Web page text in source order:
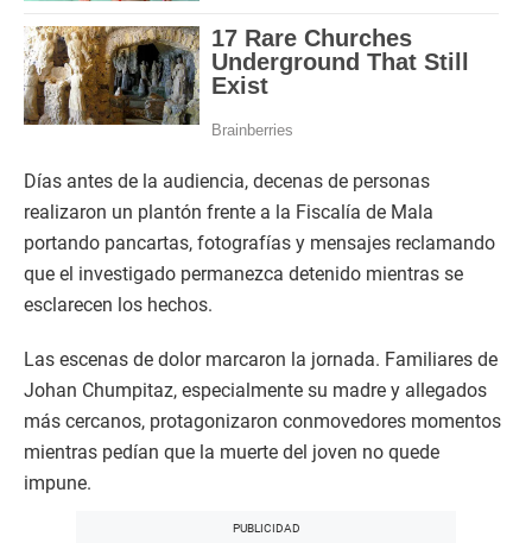
Días antes de la audiencia, decenas de personas
realizaron un plantón frente a la Fiscalía de Mala
portando pancartas, fotografías y mensajes reclamando
que el investigado permanezca detenido mientras se
esclarecen los hechos.
Las escenas de dolor marcaron la jornada. Familiares de
Johan Chumpitaz, especialmente su madre y allegados
más cercanos, protagonizaron conmovedores momentos
mientras pedían que la muerte del joven no quede
impune.